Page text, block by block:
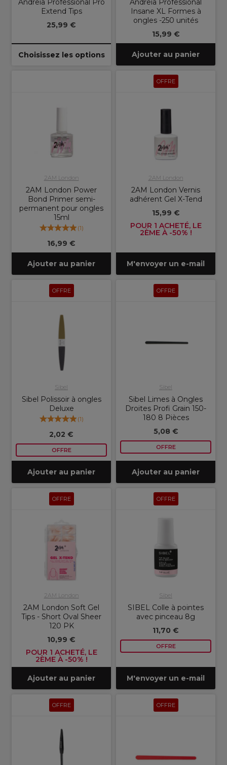
Andreia Professional Pro
Extend Tips
25,99 €
Choisissez les options
Andreia Professional
Insane XL Formes à
ongles -250 unités
15,99 €
Ajouter au panier
2AM London
2AM London Power
Bond Primer semi-
permanent pour ongles
15ml
(1)
16,99 €
Ajouter au panier
OFFRE
2AM London
2AM London Vernis
adhérent Gel X-Tend
15,99 €
POUR 1 ACHETÉ, LE
2ÈME À -50% !
M'envoyer un e-mail
OFFRE
Sibel
Sibel Polissoir à ongles
Deluxe
(1)
2,02 €
OFFRE
Ajouter au panier
OFFRE
Sibel
Sibel Limes à Ongles
Droites Profi Grain 150-
180 8 Pièces
5,08 €
OFFRE
Ajouter au panier
OFFRE
2AM London
2AM London Soft Gel
Tips - Short Oval Sheer
120 PK
10,99 €
POUR 1 ACHETÉ, LE
2ÈME À -50% !
Ajouter au panier
OFFRE
Sibel
SIBEL Colle à pointes
avec pinceau 8g
11,70 €
OFFRE
M'envoyer un e-mail
OFFRE OFFRE